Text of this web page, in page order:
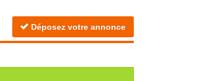
Déposez votre annonce